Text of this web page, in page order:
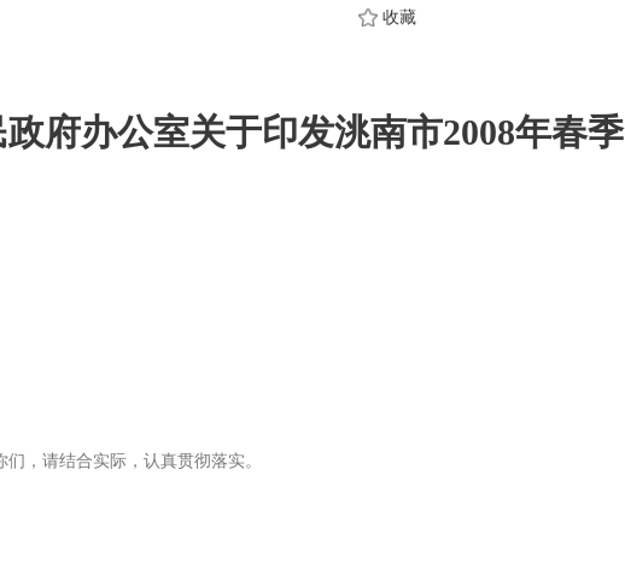
收藏
府办公室关于印发洮南市2008年春季
，请结合实际，认真贯彻落实。